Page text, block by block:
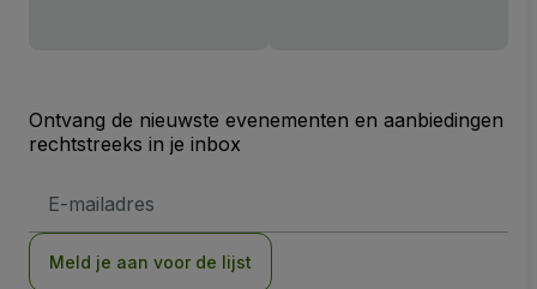
Ontvang de nieuwste evenementen en aanbiedingen
rechtstreeks in je inbox
mailadres
Meld je aan voor de lijst